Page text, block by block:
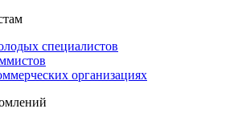
специалистов
организациях